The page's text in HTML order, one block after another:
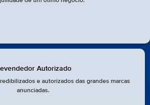
Autorizado
e autorizados das grandes marcas
anunciadas.